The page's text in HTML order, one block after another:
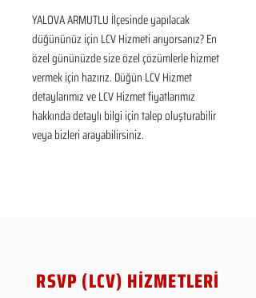
YALOVA ARMUTLU İlçesinde yapılacak
düğününüz için LCV Hizmeti arıyorsanız? En
özel gününüzde size özel çözümlerle hizmet
vermek için hazırız. Düğün LCV Hizmet
detaylarımız ve LCV Hizmet fiyatlarımız
hakkında detaylı bilgi için talep oluşturabilir
veya bizleri arayabilirsiniz.
RSVP (LCV) HİZMETLERİ